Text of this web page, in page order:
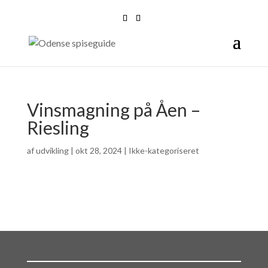
Vinsmagning på Åen –
Riesling
afudvikling| okt 28, 2024| Ikke-kategoriseret